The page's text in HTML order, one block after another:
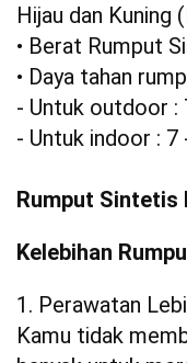
Hijau dan Kuning
• Berat Rumput
• Daya tahan
- Untuk outdoor :
- Untuk indoor : 7
Rumput Sintetis
Kelebihan
1. Perawatan
Kamu tidak